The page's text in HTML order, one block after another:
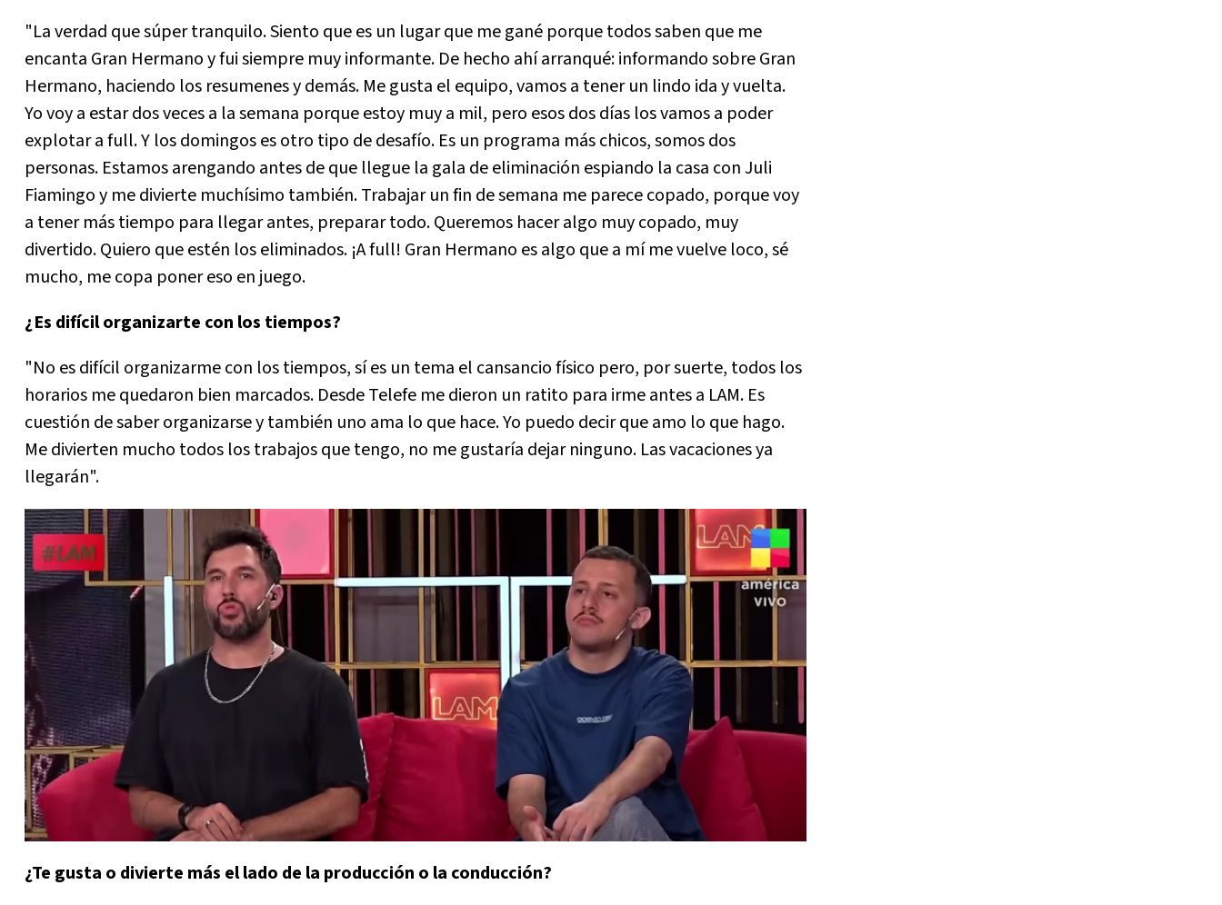
"La verdad que súper tranquilo. Siento que es un lugar que me gané porque todos saben que me
encanta Gran Hermano y fui siempre muy informante. De hecho ahí arranqué: informando sobre Gran
Hermano, haciendo los resumenes y demás. Me gusta el equipo, vamos a tener un lindo ida y vuelta.
Yo voy a estar dos veces a la semana porque estoy muy a mil, pero esos dos días los vamos a poder
explotar a full. Y los domingos es otro tipo de desafío. Es un programa más chicos, somos dos
personas. Estamos arengando antes de que llegue la gala de eliminación espiando la casa con Juli
Fiamingo y me divierte muchísimo también. Trabajar un fin de semana me parece copado, porque voy
a tener más tiempo para llegar antes, preparar todo. Queremos hacer algo muy copado, muy
divertido. Quiero que estén los eliminados. ¡A full! Gran Hermano es algo que a mí me vuelve loco, sé
mucho, me copa poner eso en juego.
¿Es difícil organizarte con los tiempos?
"No es difícil organizarme con los tiempos, sí es un tema el cansancio físico pero, por suerte, todos los
horarios me quedaron bien marcados. Desde Telefe me dieron un ratito para irme antes a LAM. Es
cuestión de saber organizarse y también uno ama lo que hace. Yo puedo decir que amo lo que hago.
Me divierten mucho todos los trabajos que tengo, no me gustaría dejar ninguno. Las vacaciones ya
llegarán".
¿Te gusta o divierte más el lado de la producción o la conducción?